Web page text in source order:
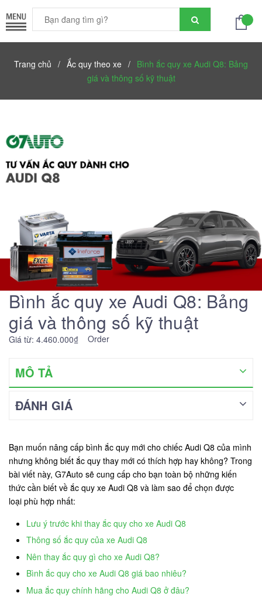
Trang chủ / Ắc quy theo xe / Bình ắc quy xe Audi Q8: Bảng
giá và thông số kỹ thuật
Bình ắc quy xe Audi Q8: Bảng
giá và thông số kỹ thuật
Giá từ: 4.460.000₫ Order
MÔ TẢ
ĐÁNH GIÁ
Bạn muốn nâng cấp bình ắc quy mới cho chiếc Audi Q8 của mình
nhưng không biết ắc quy thay mới có thích hợp hay không? Trong
bài viết này, G7Auto sẽ cung cấp cho bạn toàn bộ những kiến
thức cần biết về ắc quy xe Audi Q8 và làm sao để chọn được
loại phù hợp nhất:
Lưu ý trước khi thay ắc quy cho xe Audi Q8
Thông số ắc quy của xe Audi Q8
Nên thay ắc quy gì cho xe Audi Q8?
Bình ắc quy cho xe Audi Q8 giá bao nhiêu?
Mua ắc quy chính hãng cho Audi Q8 ở đâu?